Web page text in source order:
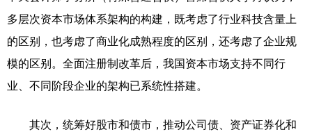
多层次资本市场体系架构的构建，既考虑了行业科技含量上
的区别，也考虑了商业化成熟程度的区别，还考虑了企业规
模的区别。全面注册制改革后，我国资本市场支持不同行
业、不同阶段企业的架构已系统性搭建。
其次，统筹好股市和债市，推动公司债、资产证券化和